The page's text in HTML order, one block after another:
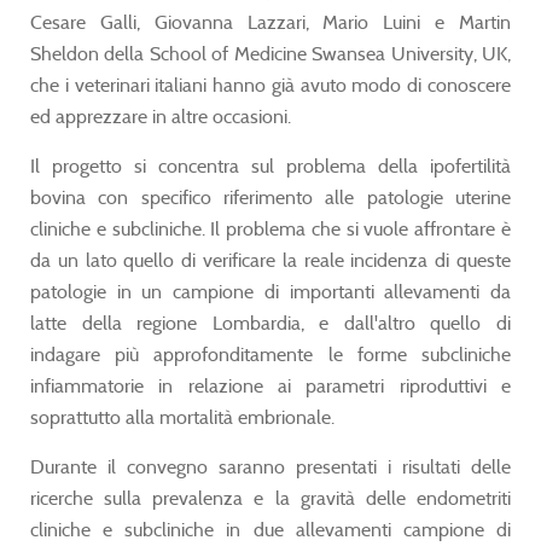
Cesare Galli, Giovanna Lazzari, Mario Luini e Martin
Sheldon della School of Medicine Swansea University, UK,
che i veterinari italiani hanno già avuto modo di conoscere
ed apprezzare in altre occasioni.
Il progetto si concentra sul problema della ipofertilità
bovina con specifico riferimento alle patologie uterine
cliniche e subcliniche. Il problema che si vuole affrontare è
da un lato quello di verificare la reale incidenza di queste
patologie in un campione di importanti allevamenti da
latte della regione Lombardia, e dall'altro quello di
indagare più approfonditamente le forme subcliniche
infiammatorie in relazione ai parametri riproduttivi e
soprattutto alla mortalità embrionale.
Durante il convegno saranno presentati i risultati delle
ricerche sulla prevalenza e la gravità delle endometriti
cliniche e subcliniche in due allevamenti campione di